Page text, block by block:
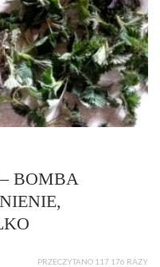
BOMBA
PRZECZYTANO 117 176 RAZY